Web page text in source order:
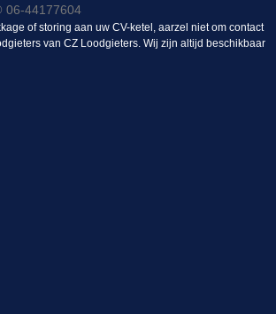
of storing aan uw CV-ketel, aarzel niet om contact
van CZ Loodgieters. Wij zijn altijd beschikbaar